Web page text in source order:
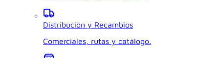
Distribución y Recambios
Comerciales, rutas y catálogo.